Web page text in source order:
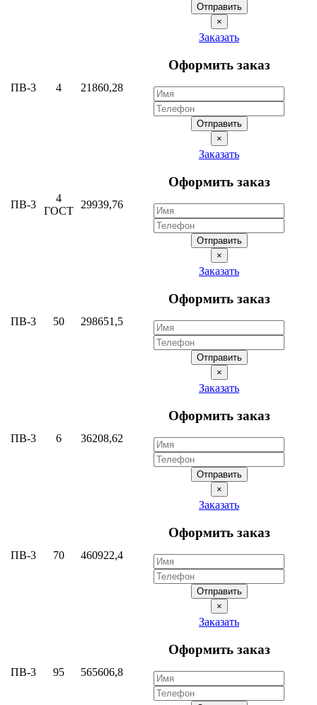
Отправить
×
ПВ-3 4 21860,28
Заказать
Оформить заказ
Отправить
×
ПВ-3
4
ГОСТ
29939,76
Заказать
Оформить заказ
Отправить
×
ПВ-3 50 298651,5
Заказать
Оформить заказ
Отправить
×
ПВ-3 6 36208,62
Заказать
Оформить заказ
Отправить
×
ПВ-3 70 460922,4
Заказать
Оформить заказ
Отправить
×
ПВ-3 95 565606,8
Заказать
Оформить заказ